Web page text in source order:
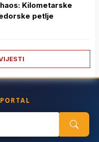
Kilometarske
petlje